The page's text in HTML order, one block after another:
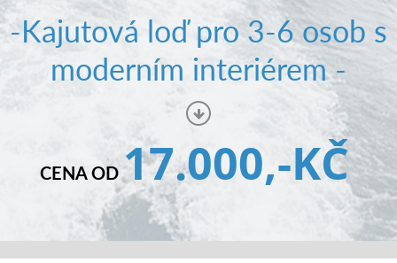
Pronájem a ceník
Plán plavby
Tipy na výlet
-Kajutová loď pro 3-6 osob s
moderním interiérem -
CENA OD17.000,-KČ